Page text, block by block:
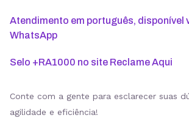
Atendimento em português, disponível
WhatsApp
Selo +RA1000 no site Reclame Aqui
Conte com a gente para esclarecer suas
agilidade e eficiência!